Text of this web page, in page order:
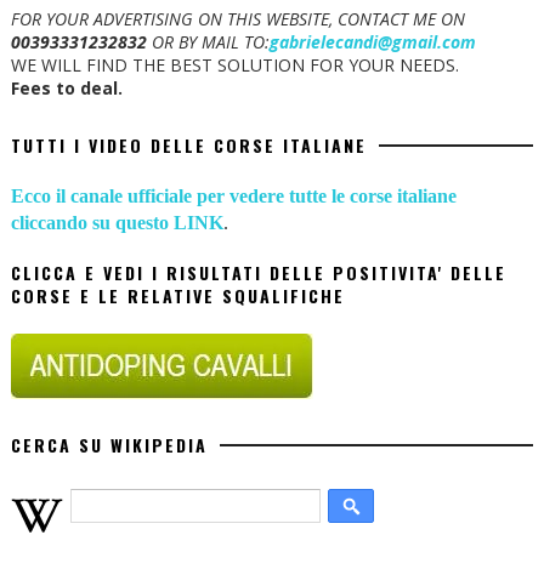
FOR YOUR ADVERTISING ON THIS WEBSITE, CONTACT ME ON
00393331232832OR BY MAIL TO:gabrielecandi@gmail.com
WE WILL FIND THE BEST SOLUTION FOR YOUR NEEDS.
Fees to deal.
TUTTI I VIDEO DELLE CORSE ITALIANE
Ecco il canale ufficiale per vedere tutte le corse italiane
cliccando su questo LINK.
CLICCA E VEDI I RISULTATI DELLE POSITIVITA' DELLE
CORSE E LE RELATIVE SQUALIFICHE
CERCA SU WIKIPEDIA